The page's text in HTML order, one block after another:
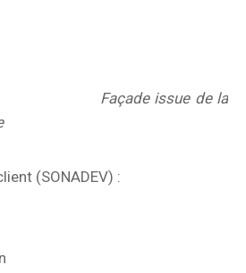
issue de la
(SONADEV) :